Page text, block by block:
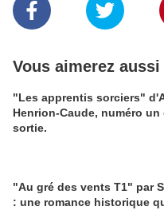
Vous aimerez aussi
"Les apprentis sorciers"
Henrion-Caude, numéro
sortie.
"Au gré des vents T1" par
: une romance historique